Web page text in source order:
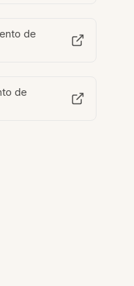
de
de